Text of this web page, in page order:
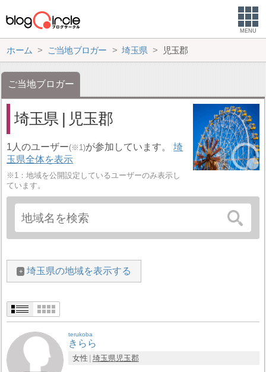
MENU
ホーム ご当地ブロガー 埼玉県 児玉郡
ご当地ブロガー
埼玉県 | 児玉郡
1人のユーザー(※1)が参加しています。埼
玉県全体を表示
※1：地域を公開設定しているユーザーのみ表示し
ています。
埼玉県の地域を表示する
terukoba
きらら
女性 埼玉県児玉郡